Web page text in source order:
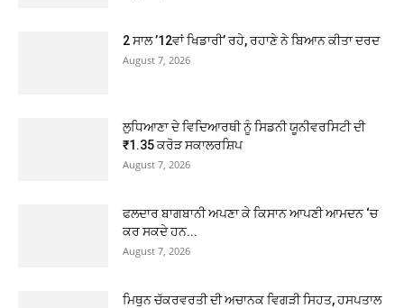
2 ਸਾਲ ’12ਵਾਂ ਖਿਡਾਰੀ’ ਰਹੇ, ਰਹਾਣੇ ਨੇ ਬਿਆਨ ਕੀਤਾ ਦਰਦ
August 7, 2026
ਲੁਧਿਆਣਾ ਦੇ ਵਿਦਿਆਰਥੀ ਨੂੰ ਸਿਡਨੀ ਯੂਨੀਵਰਸਿਟੀ ਦੀ
₹1.35 ਕਰੋੜ ਸਕਾਲਰਸ਼ਿਪ
August 7, 2026
ਫਲਦਾਰ ਬਾਗਬਾਨੀ ਅਪਣਾ ਕੇ ਕਿਸਾਨ ਆਪਣੀ ਆਮਦਨ ‘ਚ
ਕਰ ਸਕਦੇ ਹਨ...
August 7, 2026
ਮਿਥੁਨ ਚੱਕਰਵਰਤੀ ਦੀ ਅਚਾਨਕ ਵਿਗੜੀ ਸਿਹਤ, ਹਸਪਤਾਲ